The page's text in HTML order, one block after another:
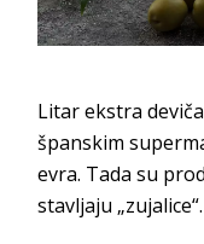
Litar ekstra
španskim
evra. Tada su
stavljaju „zujalice“.